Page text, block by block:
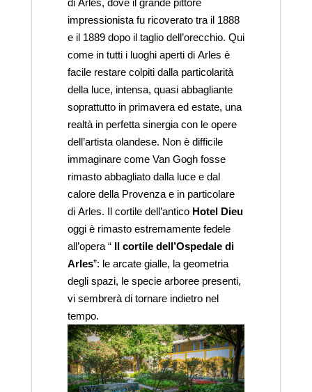
di Arles, dove il grande pittore
impressionista fu ricoverato tra il 1888
e il 1889 dopo il taglio dell’orecchio. Qui
come in tutti i luoghi aperti di Arles è
facile restare colpiti dalla particolarità
della luce, intensa, quasi abbagliante
soprattutto in primavera ed estate, una
realtà in perfetta sinergia con le opere
dell’artista olandese. Non è difficile
immaginare come Van Gogh fosse
rimasto abbagliato dalla luce e dal
calore della Provenza e in particolare
di Arles. Il cortile dell’anticoHotel Dieu
oggi è rimasto estremamente fedele
all’opera “ Il cortile dell’Ospedale di
Arles”: le arcate gialle, la geometria
degli spazi, le specie arboree presenti,
vi sembrerà di tornare indietro nel
tempo.